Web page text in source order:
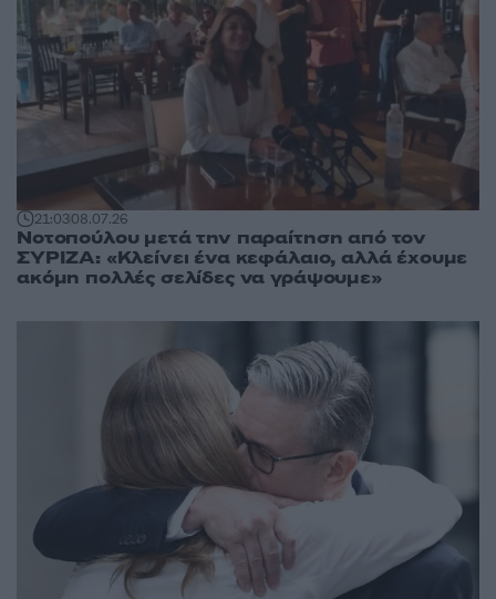
21:0308.07.26
Νοτοπούλου μετά την παραίτηση από τον
ΣΥΡΙΖΑ: «Κλείνει ένα κεφάλαιο, αλλά έχουμε
ακόμη πολλές σελίδες να γράψουμε»